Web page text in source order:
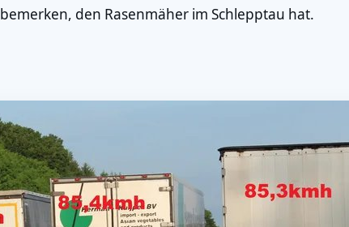
den Rasenmäher im Schlepptau hat.